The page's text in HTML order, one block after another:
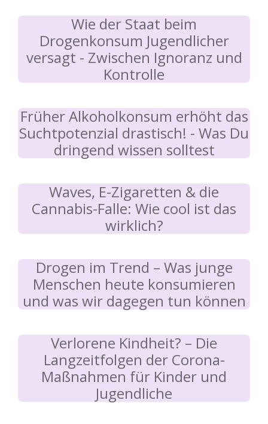
Wie der Staat beim
Drogenkonsum Jugendlicher
versagt - Zwischen Ignoranz und
Kontrolle
Früher Alkoholkonsum erhöht das
Suchtpotenzial drastisch! - Was Du
dringend wissen solltest
Waves, E-Zigaretten & die
Cannabis-Falle: Wie cool ist das
wirklich?
Drogen im Trend – Was junge
Menschen heute konsumieren
und was wir dagegen tun können
Verlorene Kindheit? – Die
Langzeitfolgen der Corona-
Maßnahmen für Kinder und
Jugendliche